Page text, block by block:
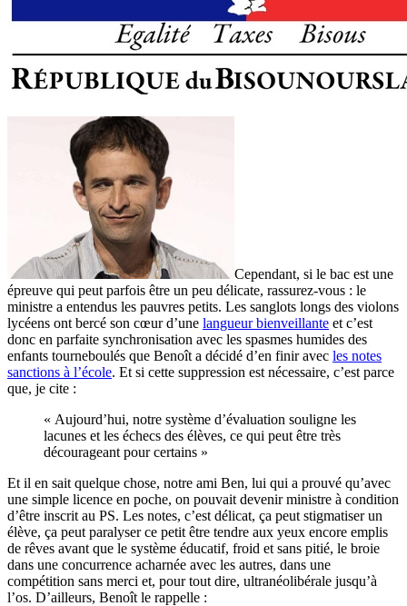
Cependant, si le bac est une
épreuve qui peut parfois être un peu délicate, rassurez-vous : le
ministre a entendus les pauvres petits. Les sanglots longs des violons
lycéens ont bercé son cœur d’une langueur bienveillante et c’est
donc en parfaite synchronisation avec les spasmes humides des
enfants tourneboulés que Benoît a décidé d’en finir avec les notes
sanctions à l’école. Et si cette suppression est nécessaire, c’est parce
que, je cite :
« Aujourd’hui, notre système d’évaluation souligne les
lacunes et les échecs des élèves, ce qui peut être très
décourageant pour certains »
Et il en sait quelque chose, notre ami Ben, lui qui a prouvé qu’avec
une simple licence en poche, on pouvait devenir ministre à condition
d’être inscrit au PS. Les notes, c’est délicat, ça peut stigmatiser un
élève, ça peut paralyser ce petit être tendre aux yeux encore emplis
de rêves avant que le système éducatif, froid et sans pitié, le broie
dans une concurrence acharnée avec les autres, dans une
compétition sans merci et, pour tout dire, ultranéolibérale jusqu’à
l’os. D’ailleurs, Benoît le rappelle :